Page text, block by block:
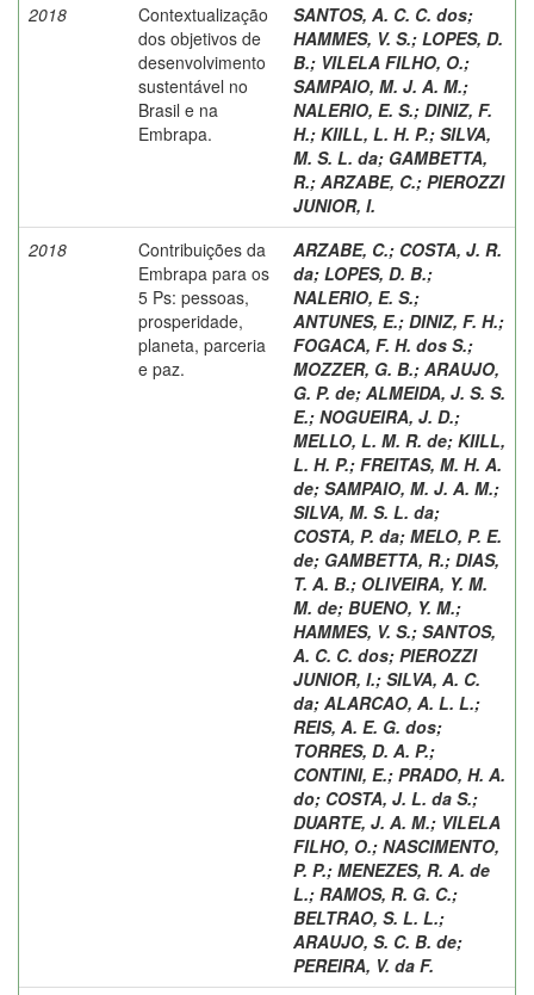
2018
Contextualização
dos objetivos de
desenvolvimento
sustentável no
Brasil e na
Embrapa.
SANTOS, A. C. C. dos;
HAMMES, V. S.; LOPES, D.
B.; VILELA FILHO, O.;
SAMPAIO, M. J. A. M.;
NALERIO, E. S.; DINIZ, F.
H.; KIILL, L. H. P.; SILVA,
M. S. L. da; GAMBETTA,
R.; ARZABE, C.; PIEROZZI
JUNIOR, I.
2018
Contribuições da
Embrapa para os
5 Ps: pessoas,
prosperidade,
planeta, parceria
e paz.
ARZABE, C.; COSTA, J. R.
da; LOPES, D. B.;
NALERIO, E. S.;
ANTUNES, E.; DINIZ, F. H.;
FOGACA, F. H. dos S.;
MOZZER, G. B.; ARAUJO,
G. P. de; ALMEIDA, J. S. S.
E.; NOGUEIRA, J. D.;
MELLO, L. M. R. de; KIILL,
L. H. P.; FREITAS, M. H. A.
de; SAMPAIO, M. J. A. M.;
SILVA, M. S. L. da;
COSTA, P. da; MELO, P. E.
de; GAMBETTA, R.; DIAS,
T. A. B.; OLIVEIRA, Y. M.
M. de; BUENO, Y. M.;
HAMMES, V. S.; SANTOS,
A. C. C. dos; PIEROZZI
JUNIOR, I.; SILVA, A. C.
da; ALARCAO, A. L. L.;
REIS, A. E. G. dos;
TORRES, D. A. P.;
CONTINI, E.; PRADO, H. A.
do; COSTA, J. L. da S.;
DUARTE, J. A. M.; VILELA
FILHO, O.; NASCIMENTO,
P. P.; MENEZES, R. A. de
L.; RAMOS, R. G. C.;
BELTRAO, S. L. L.;
ARAUJO, S. C. B. de;
PEREIRA, V. da F.